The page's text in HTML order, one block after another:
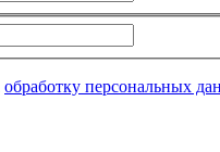
обработку персональных